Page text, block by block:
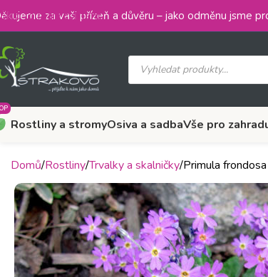
Skip to main content
za vaši přízeň a důvěru – jako odměnu jsme
Rostliny a stromyOsiva a sadbaVše pro
Domů Rostliny Trvalky a skalničky Primula